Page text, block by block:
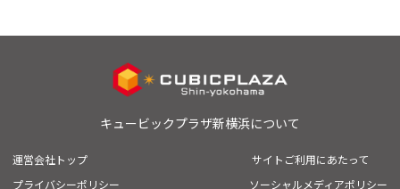
キュービックプラザ新横浜について
運営会社トップ
サイトご利用にあたって
プライバシーポリシー
ソーシャルメディアポリシー